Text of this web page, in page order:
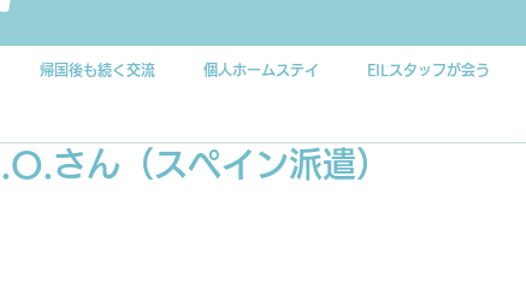
帰国後も続く交流 個人ホームステイ EILスタッフが会う
さん（スペイン派遣）